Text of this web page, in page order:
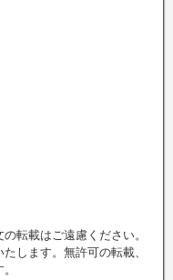
転載はご遠慮ください。
します。無許可の転載、